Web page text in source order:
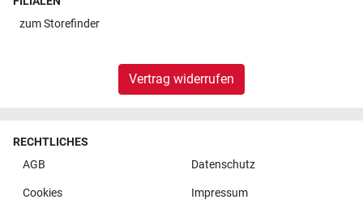
zumStorefinder
Vertrag widerrufen
RECHTLICHES
AGB
Datenschutz
Cookies Impressum